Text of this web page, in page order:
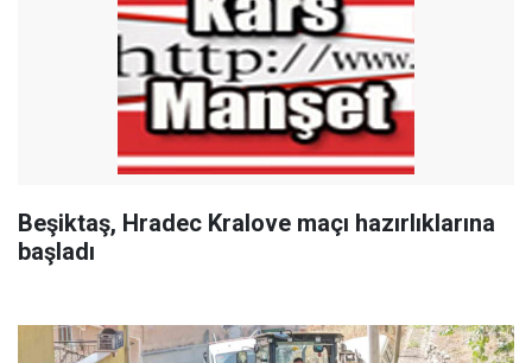
Beşiktaş, Hradec Kralove maçı hazırlıklarına
başladı